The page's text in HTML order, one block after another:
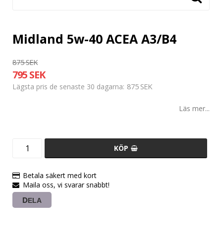
Midland 5w-40 ACEA A3/B4
875 SEK
795 SEK
Lägsta pris de senaste 30 dagarna 875 SEK
Läs mer...
KÖP
Betala säkert med kort
Maila oss, vi svarar snabbt!
DELA